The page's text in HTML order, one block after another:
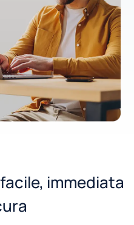
immediata